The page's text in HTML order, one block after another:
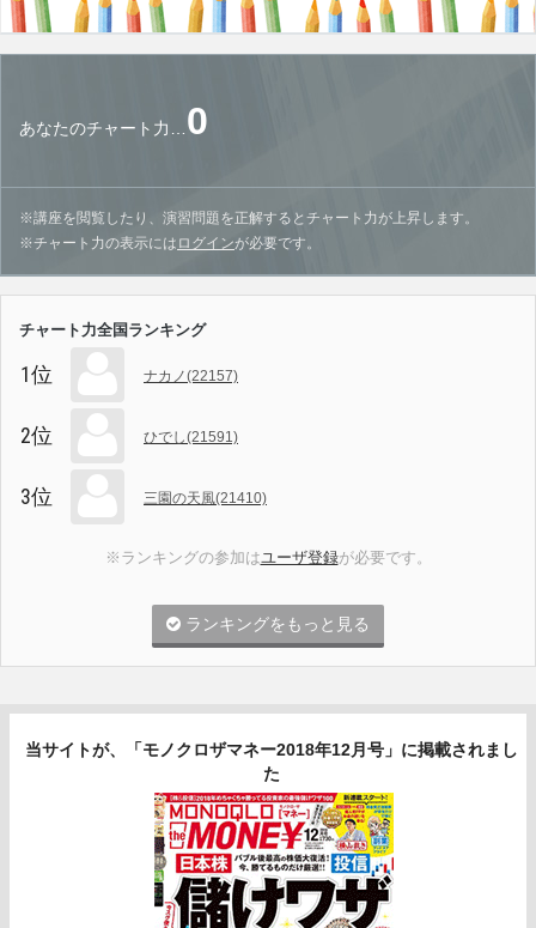
あなたのチャート力… 0
※講座を閲覧したり、演習問題を正解するとチャート力が上昇します。
※チャート力の表示には ログインが必要です。
チャート力全国ランキング
1位 ナカノ(22157)
2位 ひでし(21591)
3位 三園の天風(21410)
※ランキングの参加はユーザ登録が必要です。
ランキングをもっと見る
当サイトが、「モノクロザマネー2018年12月号」に掲載されまし
た